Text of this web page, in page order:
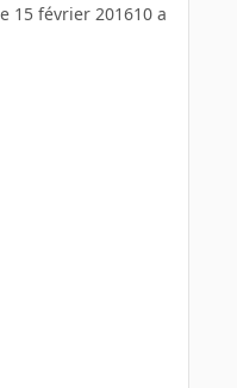
15 février 201610 a